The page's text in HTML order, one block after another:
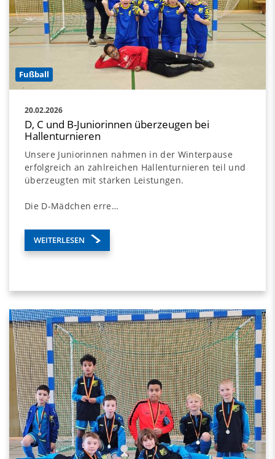
Fußball
20.02.2026
D, C und B-Juniorinnen überzeugen bei
Hallenturnieren
Unsere Juniorinnen nahmen in der Winterpause
erfolgreich an zahlreichen Hallenturnieren teil und
überzeugten mit starken Leistungen.
Die D-Mädchen erre…
WEITERLESEN